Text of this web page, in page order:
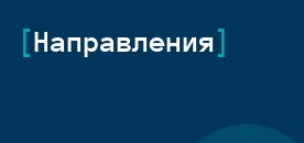
Направления